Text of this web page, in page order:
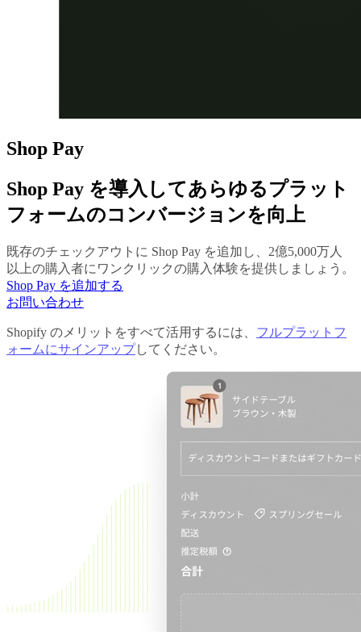
Shop Pay
Shop Pay を導入してあらゆるプラット
フォームのコンバージョンを向上
既存のチェックアウトに Shop Pay を追加し、2億5,000万人
以上の購入者にワンクリックの購入体験を提供しましょう。
Shop Pay を追加する
お問い合わせ
Shopify のメリットをすべて活用するには、 フルプラットフ
ォームにサインアップしてください。